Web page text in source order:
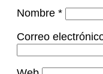
Nombre *
Correo